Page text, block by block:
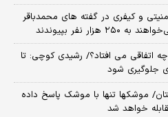
۴ جرم جدی امنیتی و کیفری در گفته های محمدباقر
نفر بپیوندند
اتفاقی می افتاد؟/ رشیدی کوچی: تا
جلوگیری شود
موشکها تنها با موشک پاسخ داده
خواهد شد